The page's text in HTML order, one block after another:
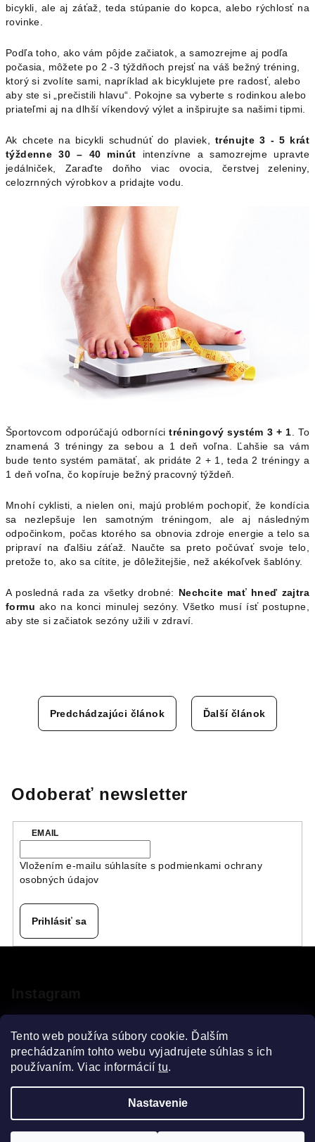
Tento web používa súbory cookie. Ďalším
prechádzaním tohto webu vyjadrujete súhlas s ich
používaním. Viac informáciítu.
Nastavenie
bicykli, ale aj záťaž, teda stúpanie do kopca, alebo rýchlosť na
rovinke.
Podľa toho, ako vám pôjde začiatok, a samozrejme aj podľa
počasia, môžete po 2 -3 týždňoch prejsť na váš bežný tréning,
ktorý si zvolíte sami, napríklad ak bicyklujete pre radosť, alebo
aby ste si „prečistili hlavu“. Pokojne sa vyberte s rodinkou alebo
priateľmi aj na dlhší víkendový výlet a inšpirujte sa našimi tipmi.
Ak chcete na bicykli schudnúť do plaviek, trénujte 3 - 5 krát
týždenne 30 – 40 minút intenzívne a samozrejme upravte
jedálniček, Zaraďte doňho viac ovocia, čerstvej zeleniny,
celozrnných výrobkov a pridajte vodu.
Športovcom odporúčajú odbornícitréningový systém 3 + 1 . To
znamená 3 tréningy za sebou a 1 deň voľna. Ľahšie sa vám
bude tento systém pamätať, ak pridáte 2 + 1, teda 2 tréningy a
1 deň voľna, čo kopíruje bežný pracovný týždeň.
Mnohí cyklisti, a nielen oni, majú problém pochopiť, že kondícia
sa nezlepšuje len samotným tréningom, ale aj následným
odpočinkom, počas ktorého sa obnovia zdroje energie a telo sa
pripraví na ďalšiu záťaž. Naučte sa preto počúvať svoje telo,
pretože to, ako sa cítite, je dôležitejšie, než akékoľvek šablóny.
A posledná rada za všetky drobné: Nechcite mať hneď zajtra
formu ako na konci minulej sezóny. Všetko musí ísť postupne,
aby ste si začiatok sezóny užili v zdraví.
Predchádzajúci článok Ďalší článok
Odoberať newsletter
EMAIL
Vložením e-mailu súhlasíte s podmienkami ochrany
osobných údajov
Prihlásiť sa
ä
Sledovať na Instagrame
Upraviť nastavenie cookies